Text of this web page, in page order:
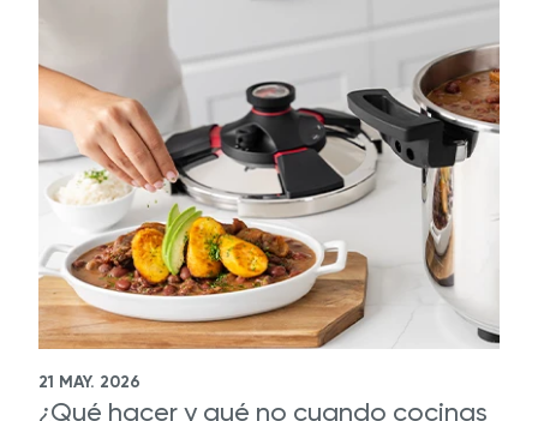
21 MAY. 2026
¿Qué hacer y qué no cuando cocinas